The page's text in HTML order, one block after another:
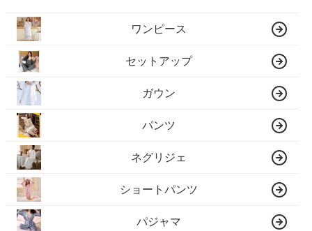
ワンピース
セットアップ
ガウン
パンツ
ネグリジェ
ショートパンツ
パジャマ